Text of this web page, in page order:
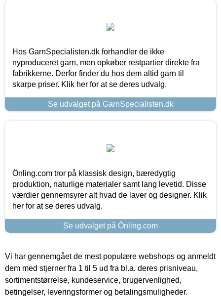
Hos GarnSpecialisten.dk forhandler de ikke
nyproduceret garn, men opkøber restpartier direkte fra
fabrikkerne. Derfor finder du hos dem altid garn til
skarpe priser. Klik her for at se deres udvalg.
Se udvalget på GarnSpecialisten.dk
Önling.com tror på klassisk design, bæredygtig
produktion, naturlige materialer samt lang levetid. Disse
værdier gennemsyrer alt hvad de laver og designer. Klik
her for at se deres udvalg.
Se udvalget på Önling.com
Vi har gennemgået de mest populære webshops og anmeldt
dem med stjerner fra 1 til 5 ud fra bl.a. deres prisniveau,
sortimentstørrelse, kundeservice, brugervenlighed,
betingelser, leveringsformer og betalingsmuligheder.